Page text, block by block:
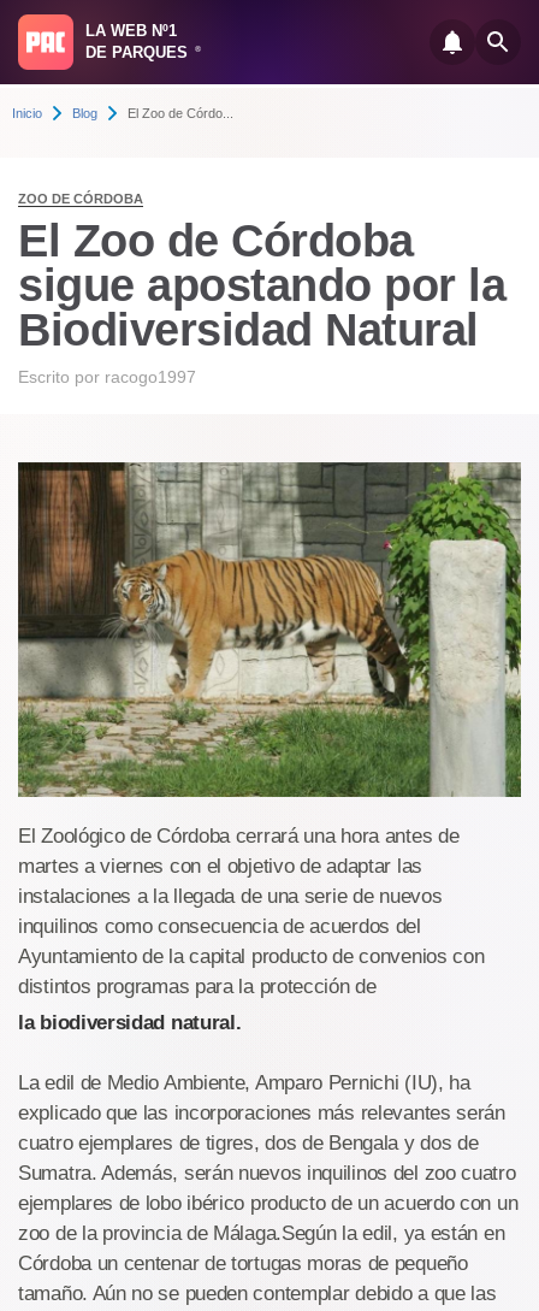
LA WEB Nº1
DE PARQUES
®
Inicio Blog El Zoo de Córdo...
ZOO DE CÓRDOBA
El Zoo de Córdoba
sigue apostando por la
Biodiversidad Natural
Escrito por racogo1997
El Zoológico de Córdoba cerrará una hora antes de
martes a viernes con el objetivo de adaptar las
instalaciones a la llegada de una serie de nuevos
inquilinos como consecuencia de acuerdos del
Ayuntamiento de la capital producto de convenios con
distintos programas para la protección de
la biodiversidad natural.
La edil de Medio Ambiente, Amparo Pernichi (IU), ha
explicado que las incorporaciones más relevantes serán
cuatro ejemplares de tigres, dos de Bengala y dos de
Sumatra. Además, serán nuevos inquilinos del zoo cuatro
ejemplares de lobo ibérico producto de un acuerdo con un
zoo de la provincia de Málaga.Según la edil, ya están en
Córdoba un centenar de tortugas moras de pequeño
tamaño. Aún no se pueden contemplar debido a que las